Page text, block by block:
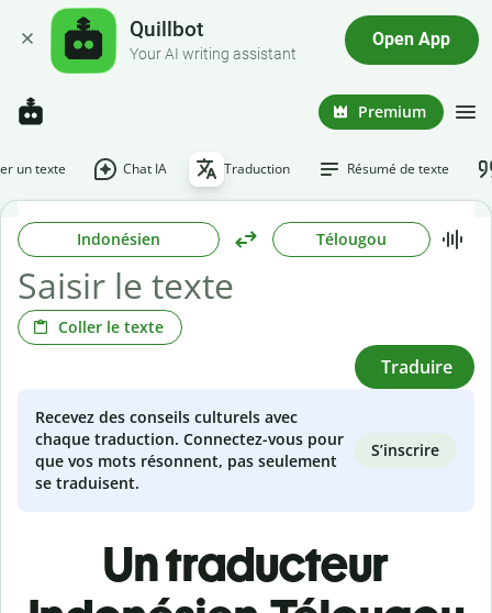
Quillbot
Your AI writing assistant
Open App
Premium
un texte Chat IA Traduction Résumé de texte
Indonésien Télougou
Coller le texte
Traduire
Recevez des conseils culturels avec
chaque traduction. Connectez-vous pour
que vos mots résonnent, pas seulement
se traduisent.
S’inscrire
Un traducteur